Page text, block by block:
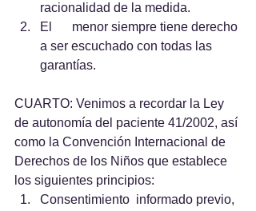
racionalidad de la medida.
El 	menor siempre tiene derecho
a ser escuchado con todas las
garantías.
CUARTO: Venimos a recordar la Ley
de autonomía del paciente 41/2002, así
como la Convención Internacional de
Derechos de los Niños que establece
los siguientes principios:
Consentimiento 	informado previo,